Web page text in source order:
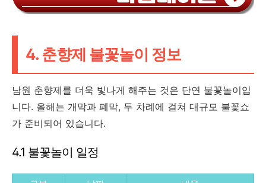
4. 춘향제 불꽃놀이 정보
남원 춘향제를 더욱 빛나게 해주는 것은 단연 불꽃놀이입
니다. 올해는 개막과 폐막, 두 차례에 걸쳐 대규모 불꽃쇼
가 준비되어 있습니다.
4.1 불꽃놀이 일정